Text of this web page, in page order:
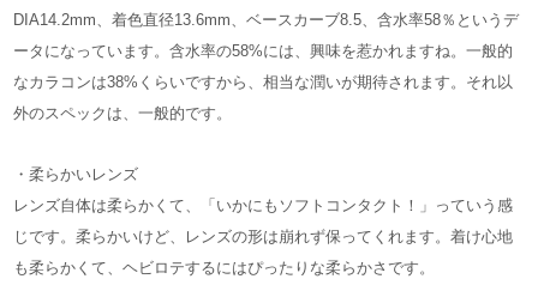
DIA14.2mm、着色直径13.6mm、ベースカーブ8.5、含水率58％というデ
ータになっています。含水率の58%には、興味を惹かれますね。一般的
なカラコンは38%くらいですから、相当な潤いが期待されます。それ以
外のスペックは、一般的です。
・柔らかいレンズ
レンズ自体は柔らかくて、「いかにもソフトコンタクト！」っていう感
じです。柔らかいけど、レンズの形は崩れず保ってくれます。着け心地
も柔らかくて、ヘビロテするにはぴったりな柔らかさです。